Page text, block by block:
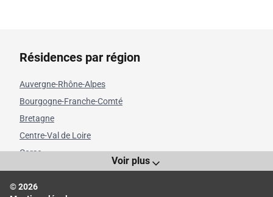
Résidences par région
Auvergne-Rhône-Alpes
Bourgogne-Franche-Comté
Bretagne
Centre-Val de Loire
Corse
Grand Est
Hauts-de-France
Voir plus
© 2026